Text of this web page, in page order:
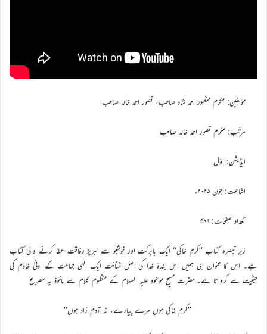
مؤلفین: مکرم منظور احمد شاد صاحب، تصور احمد خالد صاحب
مرتّب: مکرم تصور احمد خالد صاحب
ایڈیشن: اوّل
اشاعت: جون ۲۰۲۵ء
تعداد صفحات: ۴۸۶
زیرِ تبصرہ کتاب ’’کرمِ خاکی‘‘ ایک بابرکت اور خوشبو سے لبریز رفاقت عطا کرنے والی کتاب
ہے۔ اس کا عنوان ہی ہمیں اس بندۂ خدا کی اصل شناخت ایک الٰہی جماعت کے ادنیٰ خادم کی
حیثیت سے کرواتا ہے۔ حضرت مسیح موعود علیہ السلام کے منظوم کلام سے ماخوذ یہ مصرع
’’کرمِ خاکی ہوں مرے پیارے، نہ آدم زاد ہوں‘‘